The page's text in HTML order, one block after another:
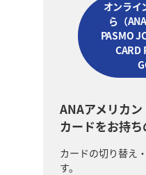
オンライ
ら（
PASMO
CARD
ANAアメリカン
カードをお持
カードの切り替え
す。